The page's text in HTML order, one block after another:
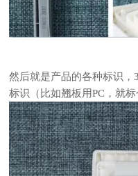
然后就是产品的各种标识，
标识（比如翘板用PC，就